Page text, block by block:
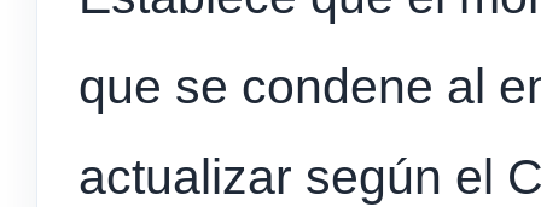
que se condene al
actualizar según el